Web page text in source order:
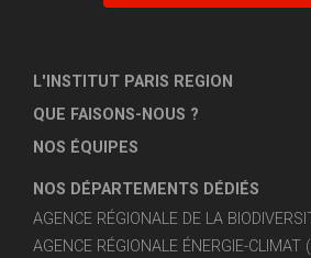
L'INSTITUT PARIS REGION
QUE FAISONS-NOUS ?
NOS ÉQUIPES
NOS DÉPARTEMENTS DÉDIÉS
AGENCE RÉGIONALE DE LA
AGENCE RÉGIONALE ÉNERGIE-CLIMAT